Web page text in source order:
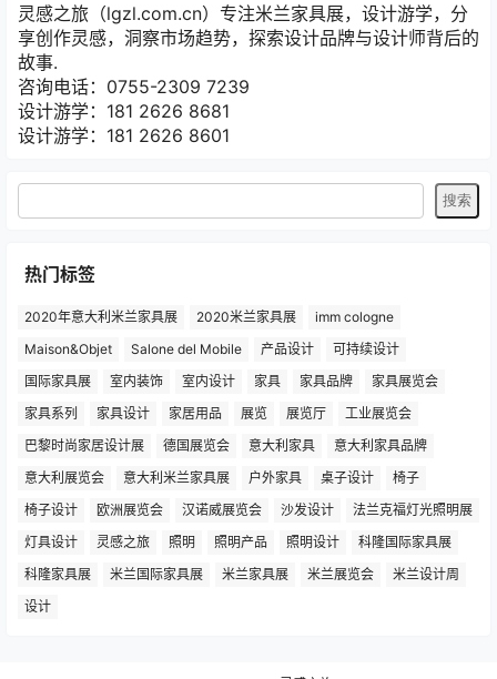
灵感之旅（lgzl.com.cn）专注米兰家具展，设计游学，分
享创作灵感，洞察市场趋势，探索设计品牌与设计师背后的
故事.
咨询电话：0755-2309 7239
设计游学：181 2626 8681
设计游学：181 2626 8601
热门标签
2020年意大利米兰家具展 2020米兰家具展
imm cologne
Maison&Objet
Salone del Mobile 产品设计
可持续设计
国际家具展
室内装饰 室内设计 家具 家具品牌
家具展览会
家具系列
家具设计 家居用品 展览 展览厅
工业展览会
巴黎时尚家居设计展
德国展览会 意大利家具
意大利家具品牌
意大利展览会
意大利米兰家具展 户外家具 桌子设计
椅子
椅子设计
欧洲展览会 汉诺威展览会 沙发设计
法兰克福灯光照明展
灯具设计
灵感之旅 照明 照明产品 照明设计
科隆国际家具展
科隆家具展
米兰国际家具展 米兰家具展 米兰展览会
米兰设计周
设计